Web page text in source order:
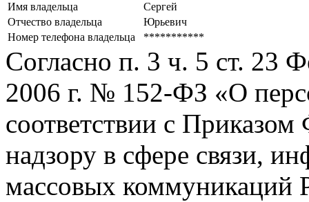
Имя владельца
Сергей
Отчество владельца
Юрьевич
Номер телефона владельца
***********
Согласно п. 3 ч. 5 ст. 23
2006 г. № 152-ФЗ «О
соответствии с
надзору в сфере связи,
массовых коммуникаций